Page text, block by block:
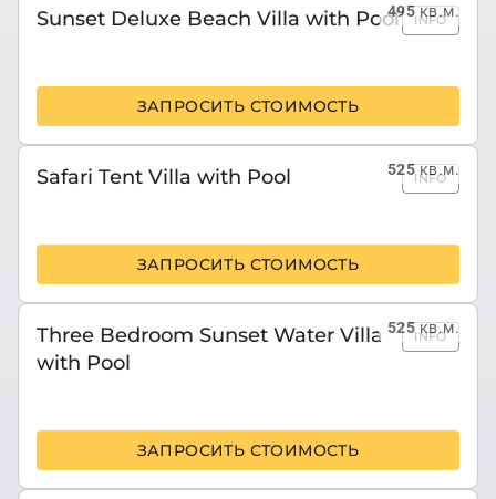
495кв.м.
Sunset Deluxe Beach Villa with Pool INFO
ЗАПРОСИТЬ СТОИМОСТЬ
525кв.м.
Safari Tent Villa with Pool INFO
ЗАПРОСИТЬ СТОИМОСТЬ
525кв.м.
Three Bedroom Sunset Water Villa
with Pool
INFO
ЗАПРОСИТЬ СТОИМОСТЬ